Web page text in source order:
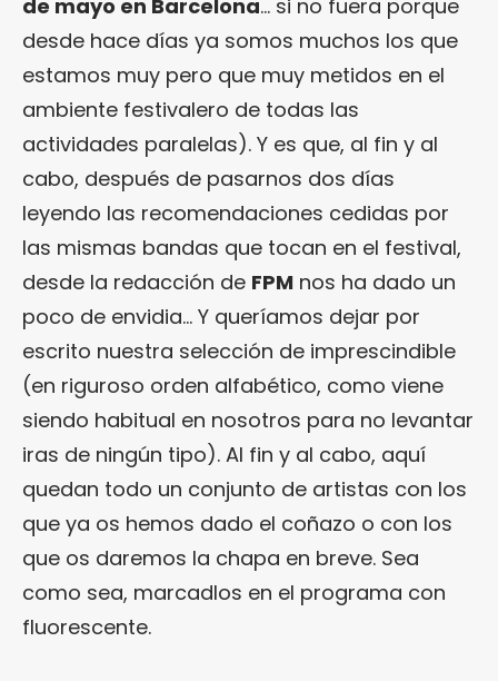
de mayo en Barcelona… si no fuera porque
desde hace días ya somos muchos los que
estamos muy pero que muy metidos en el
ambiente festivalero de todas las
actividades paralelas). Y es que, al fin y al
cabo, después de pasarnos dos días
leyendo las recomendaciones cedidas por
las mismas bandas que tocan en el festival,
desde la redacción de FPM nos ha dado un
poco de envidia… Y queríamos dejar por
escrito nuestra selección de imprescindible
(en riguroso orden alfabético, como viene
siendo habitual en nosotros para no levantar
iras de ningún tipo). Al fin y al cabo, aquí
quedan todo un conjunto de artistas con los
que ya os hemos dado el coñazo o con los
que os daremos la chapa en breve. Sea
como sea, marcadlos en el programa con
fluorescente.